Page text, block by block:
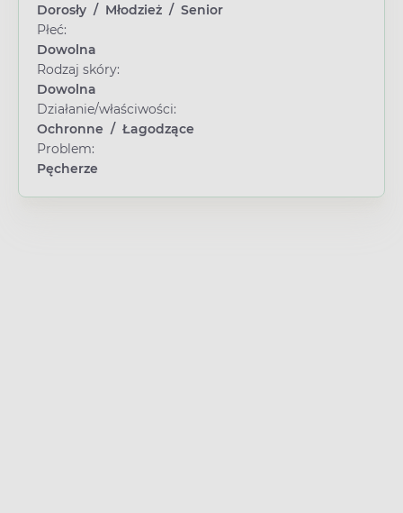
Dorosły / Młodzież / Senior
Płeć:
Dowolna
Rodzaj skóry:
Dowolna
Działanie/właściwości:
Ochronne / Łagodzące
Problem:
Pęcherze